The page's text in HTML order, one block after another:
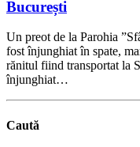
București
Un preot de la Parohia
fost înjunghiat în spate,
rănitul fiind transportat la
înjunghiat…
Caută